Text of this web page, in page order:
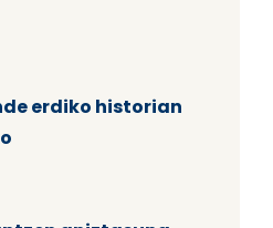
erdiko historian